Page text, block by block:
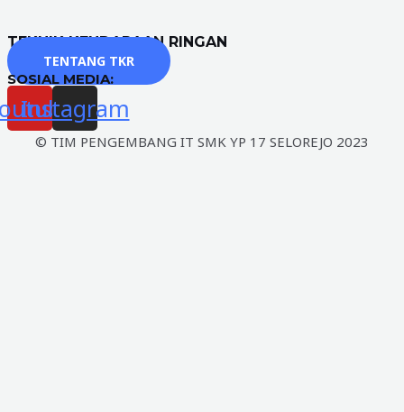
TEKNIK KENDARAAN RINGAN
TENTANG TKR
SOSIAL MEDIA:
Instagram
© TIM PENGEMBANG IT SMK YP 17 SELOREJO 2023